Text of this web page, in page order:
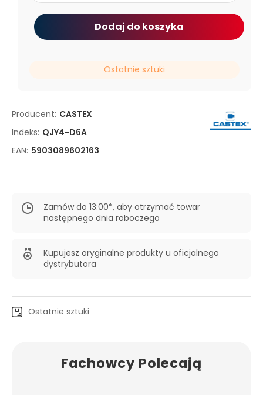
Producent: CASTEX
Indeks: QJY4-D6A
EAN: 5903089602163
Zamów do 13:00*, aby otrzymać towar
następnego dnia roboczego
Kupujesz oryginalne produkty u oficjalnego
dystrybutora
Ostatnie sztuki
Dodaj do koszyka
Ostatnie sztuki
Fachowcy Polecają